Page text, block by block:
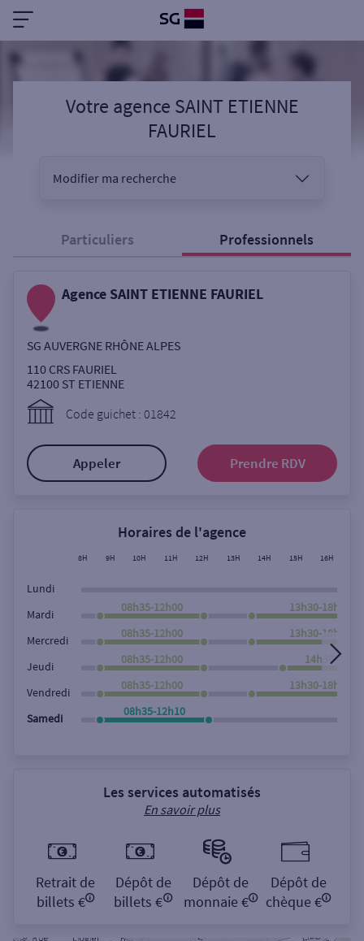
Votre agence SAINT ETIENNE
FAURIEL
Modifier ma recherche
Sélectionnez votre recherche
Ouverte le samedi
ou
Rue
Rechercher
Particuliers Professionnels
Agence SAINT ETIENNE FAURIEL
SG AUVERGNE RHÔNE ALPES
110 CRS FAURIEL
42100 ST ETIENNE
Code guichet : 01842
Appeler Prendre RDV
Horaires de l'agence
8H 9H 10H 11H 12H 13H 14H 15H 16H
Lundi
Mardi
08h35-12h00 13h30-18h00
Mercredi
08h35-12h00 13h30-18h00
Jeudi
08h35-12h00 14h30-
Vendredi
08h35-12h00 13h30-18h00
Samedi
08h35-12h10
Les services automatisés
En savoir plus
Retrait de
billets €
Dépôt de
billets €
Dépôt de
monnaie €
Dépôt de
chèque €